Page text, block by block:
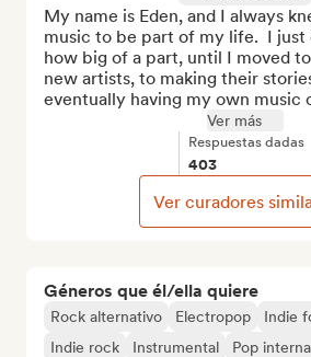
Géneros que él/ella quiere
Rock alternativo Electropop Indie
Indie rock
Instrumental Pop
My name is Eden, and I always
music to be part of my life.  I just
how big of a part, until I moved
new artists, to making their
eventually having my own music
Ver más
Respuestas dadas
403
Ver curadores